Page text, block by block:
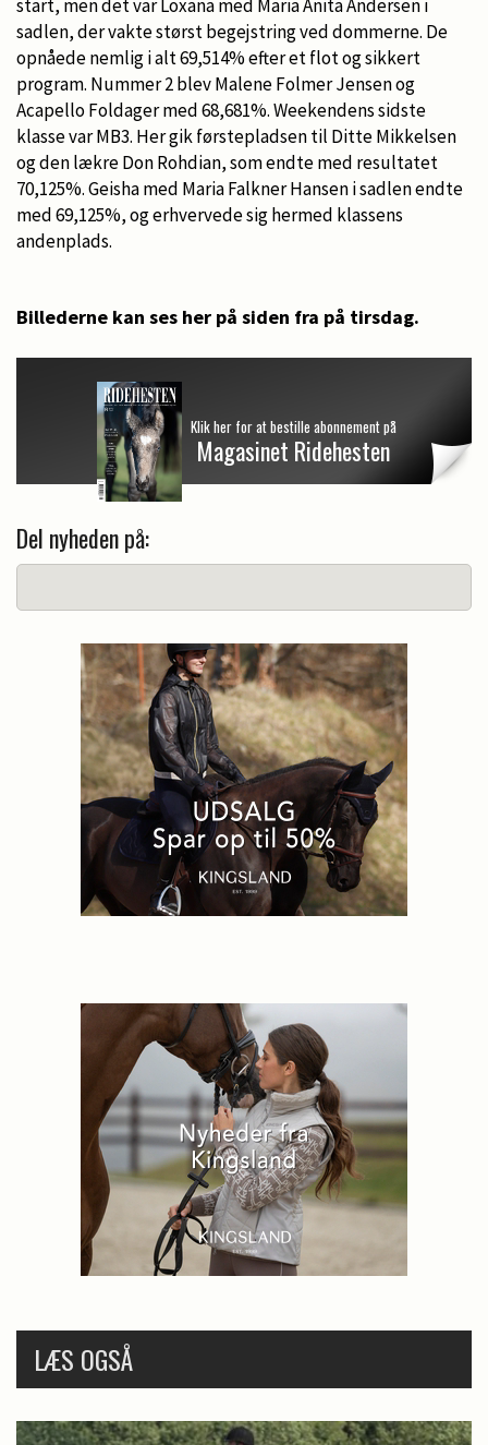
start, men det var Loxana med Maria Anita Andersen i
sadlen, der vakte størst begejstring ved dommerne. De
opnåede nemlig i alt 69,514% efter et flot og sikkert
program. Nummer 2 blev Malene Folmer Jensen og
Acapello Foldager med 68,681%. Weekendens sidste
klasse var MB3. Her gik førstepladsen til Ditte Mikkelsen
og den lækre Don Rohdian, som endte med resultatet
70,125%. Geisha med Maria Falkner Hansen i sadlen endte
med 69,125%, og erhvervede sig hermed klassens
andenplads.
Billederne kan ses her på siden fra på tirsdag.
Klik her for at bestille abonnement på
Magasinet Ridehesten
Del nyheden på:
LÆS OGSÅ